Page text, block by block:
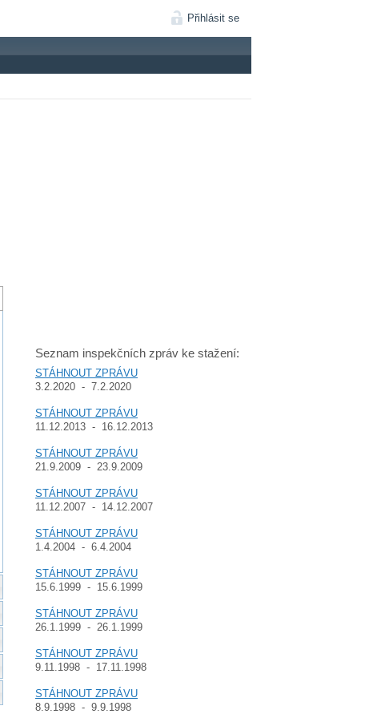
Přihlásit se
Seznam inspekčních zpráv ke stažení:
STÁHNOUT ZPRÁVU
3.2.2020 - 7.2.2020
STÁHNOUT ZPRÁVU
11.12.2013 - 16.12.2013
STÁHNOUT ZPRÁVU
21.9.2009 - 23.9.2009
STÁHNOUT ZPRÁVU
11.12.2007 - 14.12.2007
STÁHNOUT ZPRÁVU
1.4.2004 - 6.4.2004
STÁHNOUT ZPRÁVU
15.6.1999 - 15.6.1999
STÁHNOUT ZPRÁVU
26.1.1999 - 26.1.1999
STÁHNOUT ZPRÁVU
9.11.1998 - 17.11.1998
STÁHNOUT ZPRÁVU
8.9.1998 - 9.9.1998